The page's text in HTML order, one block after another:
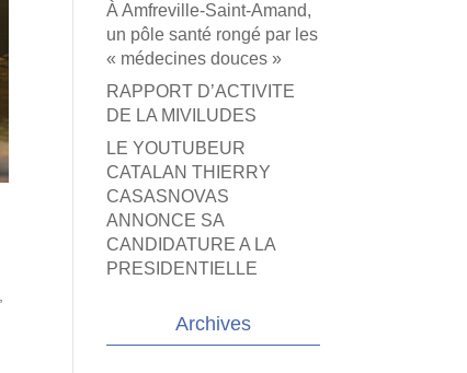
À Amfreville-Saint-Amand,
un pôle santé rongé par les
« médecines douces »
RAPPORT D’ACTIVITE
DE LA MIVILUDES
LE YOUTUBEUR
CATALAN THIERRY
CASASNOVAS
ANNONCE SA
CANDIDATURE A LA
PRESIDENTIELLE
Archives